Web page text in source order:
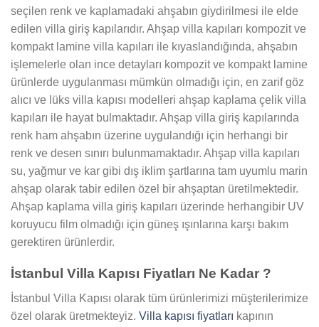
seçilen renk ve kaplamadaki ahşabın giydirilmesi ile elde
edilen villa giriş kapılarıdır. Ahşap villa kapıları kompozit ve
kompakt lamine villa kapıları ile kıyaslandığında, ahşabın
işlemelerle olan ince detayları kompozit ve kompakt lamine
ürünlerde uygulanması mümkün olmadığı için, en zarif göz
alıcı ve lüks villa kapısı modelleri ahşap kaplama çelik villa
kapıları ile hayat bulmaktadır. Ahşap villa giriş kapılarında
renk ham ahşabın üzerine uygulandığı için herhangi bir
renk ve desen sınırı bulunmamaktadır. Ahşap villa kapıları
su, yağmur ve kar gibi dış iklim şartlarına tam uyumlu marin
ahşap olarak tabir edilen özel bir ahşaptan üretilmektedir.
Ahşap kaplama villa giriş kapıları üzerinde herhangibir UV
koruyucu film olmadığı için güneş ışınlarına karşı bakım
gerektiren ürünlerdir.
İstanbul Villa Kapısı Fiyatları Ne Kadar ?
İstanbul Villa Kapısı olarak tüm ürünlerimizi müşterilerimize
özel olarak üretmekteyiz. Villa kapısı fiyatları kapının